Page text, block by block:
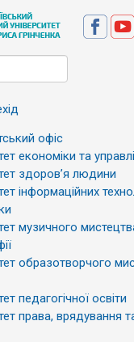
офіс
економіки та
здоров’я людини
інформаційних
музичного
образотворчого
педагогічної освіти
права, врядування